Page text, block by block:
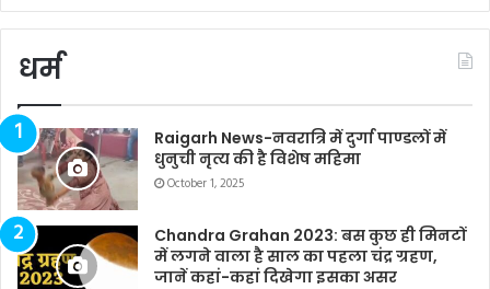
धर्म
Raigarh News-नवरात्रि में दुर्गा पाण्डलों में
धुनुची नृत्य की है विशेष महिमा
October 1, 2025
Chandra Grahan 2023: बस कुछ ही मिनटों
में लगने वाला है साल का पहला चंद्र ग्रहण,
जानें कहां-कहां दिखेगा इसका असर